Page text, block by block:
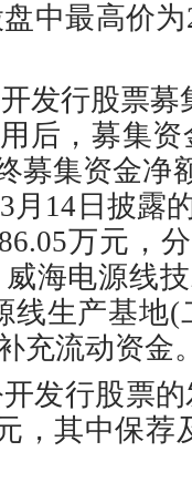
最高价为
行股票募
后，募集资
募集资金净
月14日披露
万元，
海电源线
线生产基地
充流动资金
行股票的
，其中保荐